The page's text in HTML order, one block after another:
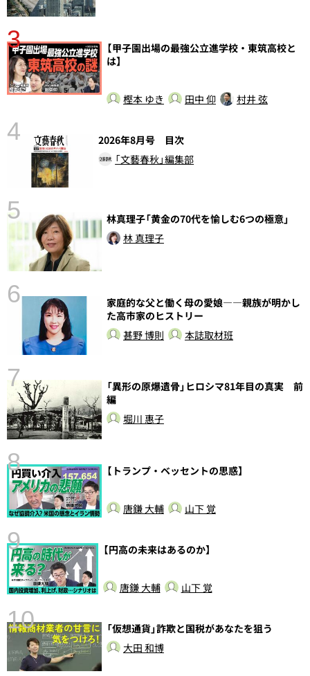
3
【甲子園出場の最強公立進学校・東筑高校と
は】
樫本 ゆき 田中 仰 村井 弦
4
2026年8月号 目次
「文藝春秋」編集部
5
林真理子「黄金の70代を愉しむ6つの極意」
林 真理子
6
家庭的な父と働く母の愛娘――親族が明かし
た高市家のヒストリー
甚野 博則
本誌取材班
7
「異形の原爆遺骨」ヒロシマ81年目の真実 前
編
堀川 惠子
8 【トランプ・ベッセントの思惑】
唐鎌 大輔 山下 覚
9 【円高の未来はあるのか】
唐鎌 大輔 山下 覚
10
「仮想通貨」詐欺と国税があなたを狙う
大田 和博